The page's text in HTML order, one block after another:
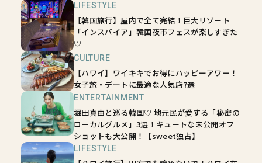
LIFESTYLE
【韓国旅行】屋内で全て完結！巨大リゾート
「インスパイア」韓国夜市フェスが楽しすぎた
♡
CULTURE
【ハワイ】ワイキキでお得にハッピーアワー！
女子旅・デートに最適な人気店7選
ENTERTAINMENT
堀田真由と巡る韓国♡ 地元民が愛する「秘密の
ローカルグルメ」3選！キュートな未公開オフ
ショットも大公開！【sweet独占】
LIFESTYLE